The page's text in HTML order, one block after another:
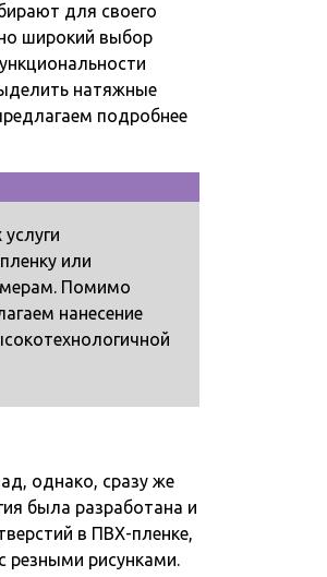
для своего
широкий выбор
натяжные
подробнее
или
Помимо
нанесение
однако, сразу же
была разработана и
в ПВХ-пленке,
резными рисунками.